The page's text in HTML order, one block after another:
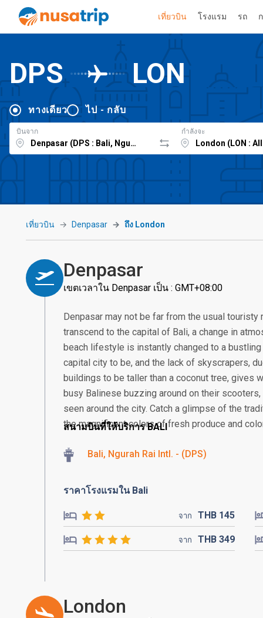
เที่ยวบิน โรงแรม รถ
DPS LON
ทางเดียว ไป - กลับ
บินจาก กำลังจะ
เที่ยวบิน Denpasar ถึง London
Denpasar
เขตเวลาใน Denpasar เป็น : GMT+08:00
Denpasar may not be far from the usual
transcend to the capital of Bali, a change in
beach lifestyle is instantly changed to a
capital city to be, and the lack of skyscrapers,
buildings to be taller than a coconut tree, gives
busy Balinese buzzing around on their
seen around the city. Catch a glimpse of the
the magnificent colors of fresh produce and
สนามบินที่ให้บริการ BALI
Bali, Ngurah Rai Intl. - (DPS)
ราคาโรงแรมใน Bali
จาก THB 145
จาก THB 349
London